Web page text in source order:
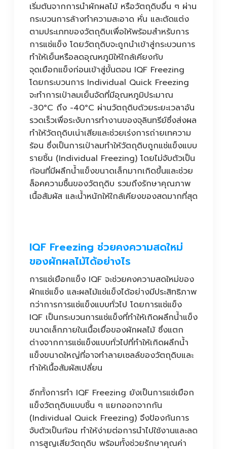
เริ่มต้นจากการนำผักผลไม้ หรือวัตถุดิบอื่น ๆ ผ่าน
กระบวนการล้างทำความสะอาด หั่น และตัดแต่ง
ตามประเภทของวัตถุดิบเพื่อให้พร้อมสำหรับการ
การแช่แข็ง โดยวัตถุดิบจะถูกนำเข้าสู่กระบวนการ
ทำให้เย็นหรือลดอุณหภูมิให้ใกล้เคียงกับ
จุดเยือกแข็งก่อนเข้าสู่ขั้นตอน IQF Freezing
โดยกระบวนการ Individual Quick Freezing
จะทำการเป่าลมเย็นจัดที่มีอุณหภูมิประมาณ
-30°C ถึง -40°C ผ่านวัตถุดิบด้วยระยะเวลาอัน
รวดเร็วเพื่อระงับการทำงานของจุลินทรีย์ซึ่งส่งผล
ทำให้วัตถุดิบเน่าเสียและช่วยเร่งการถ่ายเทความ
ร้อน ซึ่งเป็นการเป่าลมทำให้วัตถุดิบถูกแช่แข็งแบบ
รายชิ้น (Individual Freezing) โดยไม่จับตัวเป็น
ก้อนที่มีผลึกน้ำแข็งขนาดเล็กมากเกิดขึ้นและช่วย
ล็อคความชื้นของวัตถุดิบ รวมถึงรักษาคุณภาพ
เนื้อสัมผัส และน้ำหนักให้ใกล้เคียงของสดมากที่สุด
IQF Freezing ช่วยคงความสดใหม่
ของผักผลไม้ได้อย่างไร
การแช่เยือกแข็ง IQF จะช่วยคงความสดใหม่ของ
ผักแช่แข็ง และผลไม้แช่แข็งได้อย่างมีประสิทธิภาพ
กว่าการการแช่แข็งแบบทั่วไป โดยการแช่แข็ง
IQF เป็นกระบวนการแช่แข็งที่ทำให้เกิดผลึกน้ำแข็ง
ขนาดเล็กภายในเนื้อเยื่อของผักผลไม้ ซึ่งแตก
ต่างจากการแช่แข็งแบบทั่วไปที่ทำให้เกิดผลึกน้ำ
แข็งขนาดใหญ่ที่อาจทำลายเซลล์ของวัตถุดิบและ
ทำให้เนื้อสัมผัสเปลี่ยน
อีกทั้งการทำ IQF Freezing ยังเป็นการแช่เยือก
แข็งวัตถุดิบแบบชิ้น ๆ แยกออกจากกัน
(Individual Quick Freezing) จึงป้องกันการ
จับตัวเป็นก้อน ทำให้ง่ายต่อการนำไปใช้งานและลด
การสูญเสียวัตถุดิบ พร้อมทั้งช่วยรักษาคุณค่า